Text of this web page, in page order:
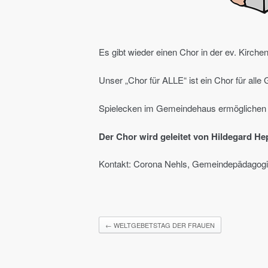
Es gibt wieder einen Chor in der ev.
Unser „Chor für ALLE“ ist ein Chor für alle
Spielecken im Gemeindehaus
Der Chor wird geleitet von Hildegard
Kontakt: Corona Nehls,
← WELTGEBETSTAG DER FRAUEN